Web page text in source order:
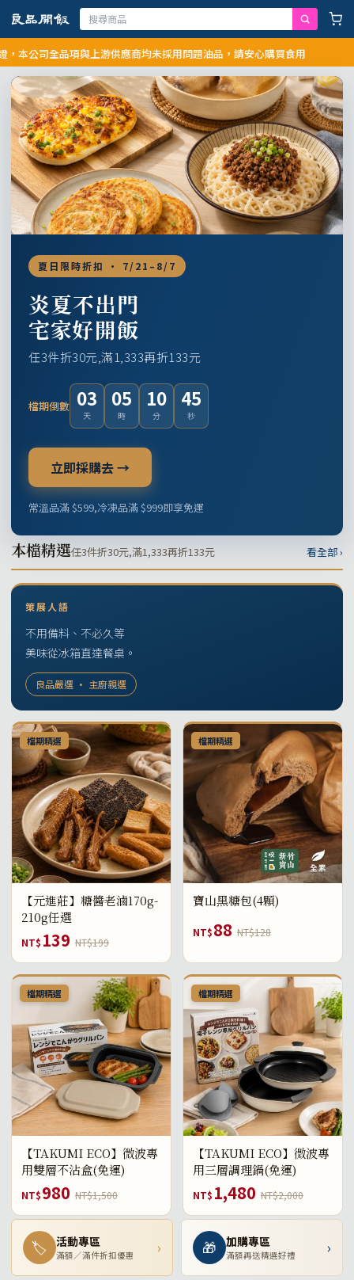
司全品項與上游供應商均未採用問題油品，請安心購買食用
夏日限時折扣 · 7/21–8/7
炎夏不出門
宅家好開飯
任3件折30元,滿1,333再折133元
檔期倒數 03
天
05
時
10
分
44
秒
立即採購去 →
常溫品滿 $599,冷凍品滿 $999即享免運
本檔精選任3件折30元,滿1,333再折133元 看全部 ›
策展人語
不用備料、不必久等
美味從冰箱直達餐桌。
良品嚴選 · 主廚親選
檔期精選
【元進莊】糖醬老滷170g-
210g任選
NT$ 139 NT$199
檔期精選
寶山黑糖包(4顆)
NT$88 NT$128
檔期精選
【TAKUMI ECO】微波專
用雙層不沾盒(免運)
NT$980 NT$1,500
檔期精選
【TAKUMI ECO】微波專
用三層調理鍋(免運)
NT$ 1,480 NT$2,000
🏷 活動專區
滿額／滿件折扣優惠 › 🎁 加購專區
滿額再送精選好禮 ›